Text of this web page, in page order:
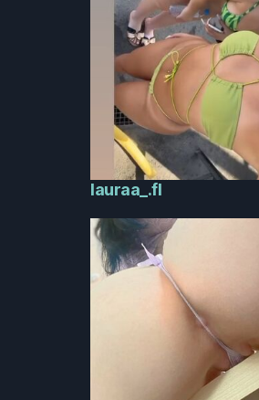
lauraa_.fl